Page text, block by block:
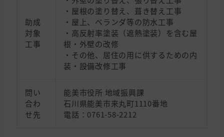
助成
対象
工事
・屋根の塗り替え、葺き替え工事
・屋上、ベランダ等の防水工事
・高反射率塗装（遮熱塗装）を含む屋
根・外壁の改修
・その他、居住の用に供するための内
装・設備改修工事
問い
合わ
せ先
能美市役所 地域振興課
石川県能美市来丸町1110番地
電話：0761-58-2212